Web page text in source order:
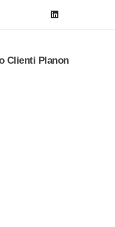
Clienti Planon